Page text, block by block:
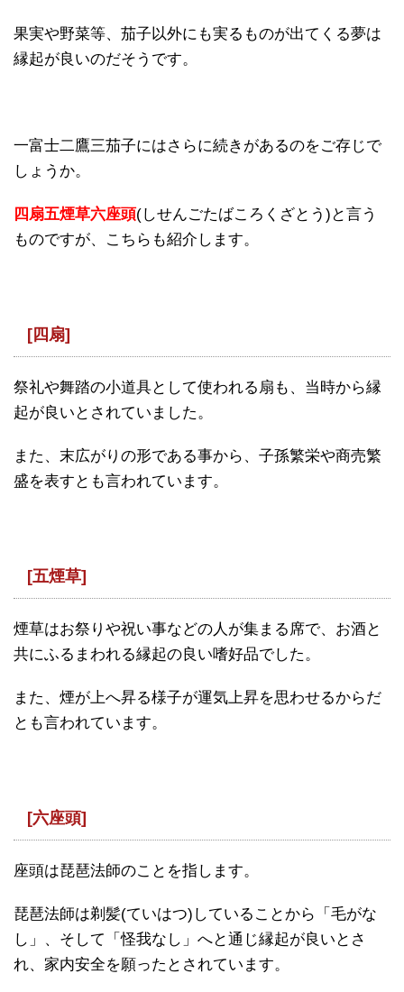
果実や野菜等、茄子以外にも実るものが出てくる夢は
縁起が良いのだそうです。
一富士二鷹三茄子にはさらに続きがあるのをご存じで
しょうか。
四扇五煙草六座頭(しせんごたばころくざとう)と言う
ものですが、こちらも紹介します。
[四扇]
祭礼や舞踏の小道具として使われる扇も、当時から縁
起が良いとされていました。
また、末広がりの形である事から、子孫繁栄や商売繁
盛を表すとも言われています。
[五煙草]
煙草はお祭りや祝い事などの人が集まる席で、お酒と
共にふるまわれる縁起の良い嗜好品でした。
また、煙が上へ昇る様子が運気上昇を思わせるからだ
とも言われています。
[六座頭]
座頭は琵琶法師のことを指します。
琵琶法師は剃髪(ていはつ)していることから「毛がな
し」、そして「怪我なし」へと通じ縁起が良いとさ
れ、家内安全を願ったとされています。